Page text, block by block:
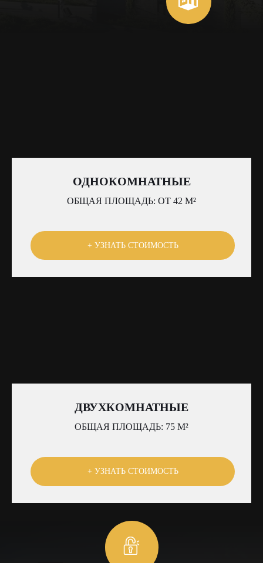
ОДНОКОМНАТНЫЕ
ОБЩАЯ ПЛОЩАДЬ: ОТ 42 М²
+ УЗНАТЬ СТОИМОСТЬ
ДВУХКОМНАТНЫЕ
ОБЩАЯ ПЛОЩАДЬ: 75 М²
+ УЗНАТЬ СТОИМОСТЬ